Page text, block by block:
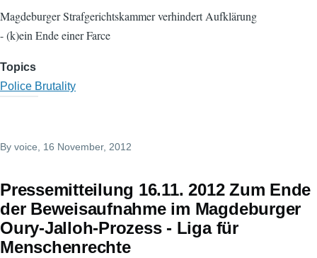
Magdeburger Strafgerichtskammer verhindert Aufklärung
- (k)ein Ende einer Farce
Topics
Police Brutality
By voice, 16 November, 2012
Pressemitteilung 16.11. 2012 Zum Ende
der Beweisaufnahme im Magdeburger
Oury-Jalloh-Prozess - Liga für
Menschenrechte